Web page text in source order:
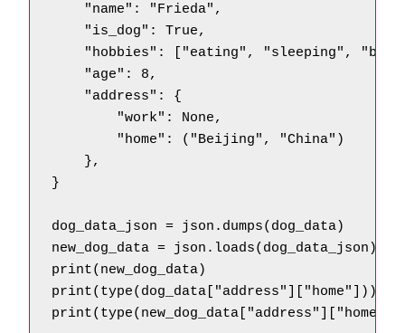
    "name": "Frieda",
    "is_dog": True,
"hobbies": ["eating", "sleeping",
    "age": 8,
    "address": {
        "work": None,
        "home": ("Beijing", "China")
    },
}
dog_data_json = json.dumps(dog_data)
new_dog_data = json.loads(dog_data_json)
print(new_dog_data)
print(type(dog_data["address"]["home"]))